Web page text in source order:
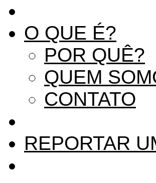
O QUE É?
POR QUÊ?
QUEM
CONTATO
REPORTAR